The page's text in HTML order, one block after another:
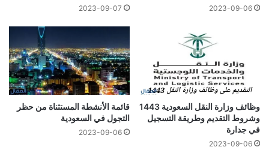
2023-09-06
2023-09-07
وظائف وزارة النقل السعودية 1443
وشروط التقديم وطريقة التسجيل
في جدارة
2023-09-06
قائمة الأنشطة المستثناة من حظر
التجول في السعودية
2023-09-06